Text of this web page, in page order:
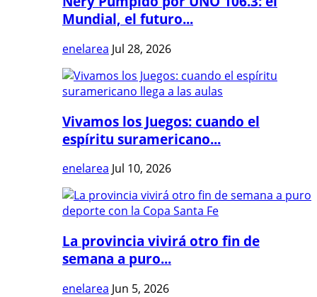
Mundial, el futuro...
enelarea Jul 28, 2026
Vivamos los Juegos: cuando el
espíritu suramericano...
enelarea Jul 10, 2026
La provincia vivirá otro fin de
semana a puro...
enelarea Jun 5, 2026